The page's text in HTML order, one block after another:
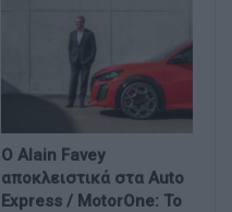
Ο Alain Favey
αποκλειστικά στα Auto
Express / MotorOne: Το